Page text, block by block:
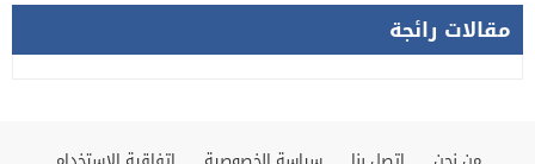
مقالات رائجة